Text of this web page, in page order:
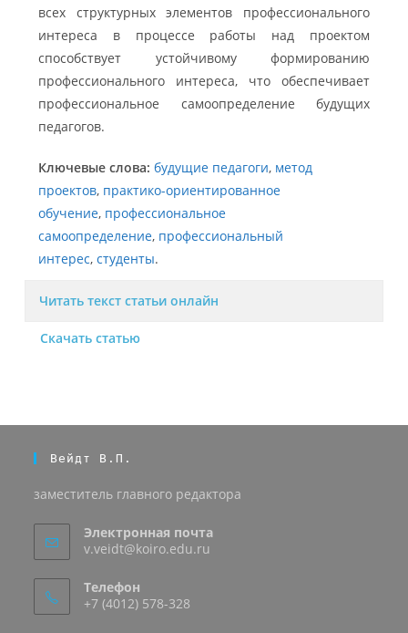
всех структурных элементов профессионального
интереса в процессе работы над проектом
способствует устойчивому формированию
профессионального интереса, что обеспечивает
профессиональное самоопределение будущих
педагогов.
Ключевые слова:будущие педагоги, метод
проектов, практико-ориентированное
обучение, профессиональное
самоопределение, профессиональный
интерес,студенты.
Читать текст статьи онлайн
Скачать статью
Вейдт В.П.
заместитель главного редактора
Электронная почта
v.veidt@koiro.edu.ru
Телефон
+7 (4012) 578-328